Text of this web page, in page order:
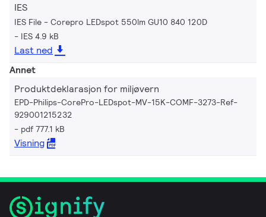
IES
IES File - Corepro LEDspot 550lm GU10 840 120D
IES 4.9 kB
Last ned
Annet
Produktdeklarasjon for miljøvern
EPD-Philips-CorePro-LEDspot-MV-15K-COMF-3273-Ref-
929001215232
pdf 777.1 kB
Visning